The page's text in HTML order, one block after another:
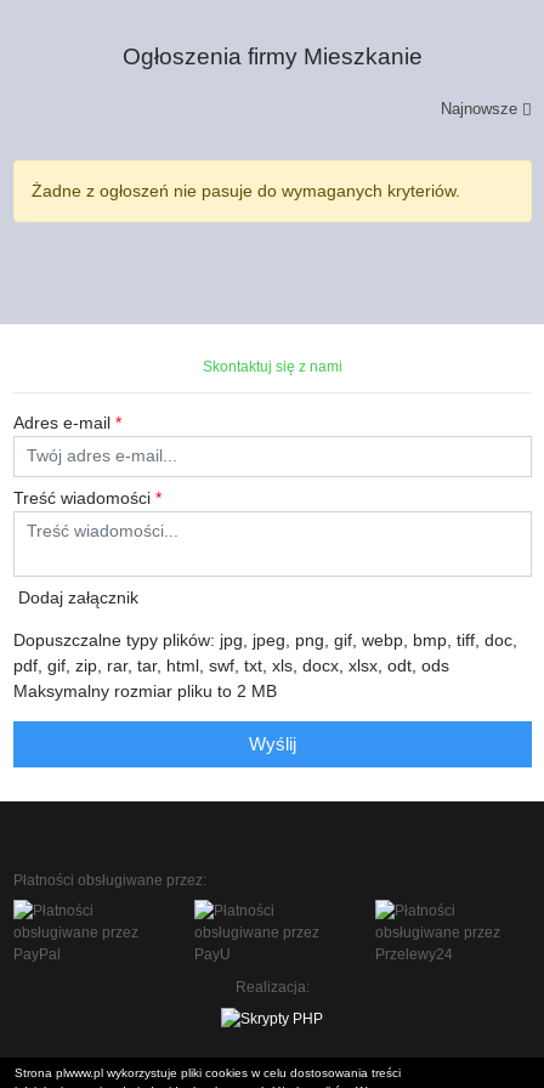
Ogłoszenia firmy Mieszkanie
Najnowsze
Żadne z ogłoszeń nie pasuje do wymaganych kryteriów.
Skontaktuj się z nami
Adres e-mail *
Treść wiadomości *
Dodaj załącznik
Dopuszczalne typy plików: jpg, jpeg, png, gif, webp, bmp, tiff, doc,
pdf, gif, zip, rar, tar, html, swf, txt, xls, docx, xlsx, odt, ods
Maksymalny rozmiar pliku to 2 MB
Wyślij
Płatności obsługiwane przez:
Realizacja:
Strona plwww.pl wykorzystuje pliki cookies w celu dostosowania treści